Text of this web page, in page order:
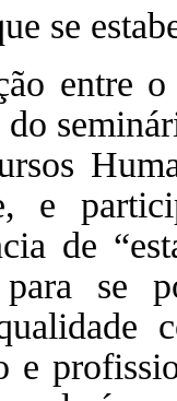
se
entre
do
e
de
se
e